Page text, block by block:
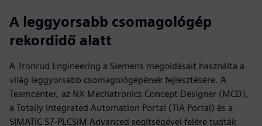
A leggyorsabb csomagológép
rekordidő alatt
A Tronrud Engineering a Siemens megoldásait használta a
világ leggyorsabb csomagológépének fejlesztésére. A
Teamcenter, az NX Mechatronics Concept Designer (MCD),
a Totally Integrated Automation Portal (TIA Portal) és a
SIMATIC S7-PLCSIM Advanced segítségével felére tudták